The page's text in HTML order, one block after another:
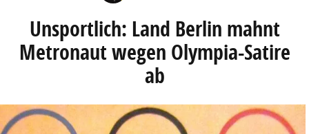
Unsportlich: Land Berlin mahnt
Metronaut wegen Olympia-Satire
ab